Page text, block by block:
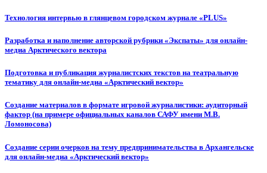
Технология интервью в глянцевом городском журнале «PLUS»
Разработка и наполнение авторской рубрики «Экспаты» для онлайн-
медиа Арктического вектора
Подготовка и публикация журналистских текстов на театральную
тематику для онлайн-медиа «Арктический вектор»
Создание материалов в формате игровой журналистики: аудиторный
фактор (на примере официальных каналов САФУ имени М.В.
Ломоносова)
Создание серии очерков на тему предпринимательства в Архангельске
для онлайн-медиа «Арктический вектор»